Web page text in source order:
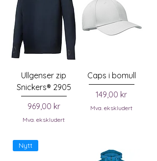
Ullgenser zip
Snickers® 2905
Pris
969,00 kr
Mva. ekskludert
Caps i bomull
Pris
149,00 kr
Mva. ekskludert
Nytt